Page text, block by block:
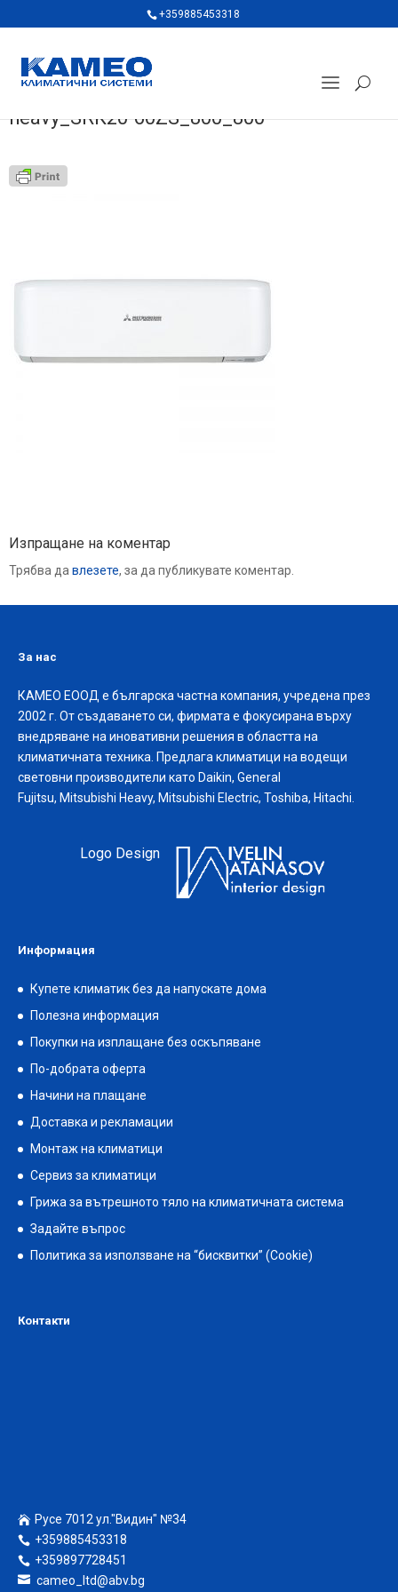
+359885453318
heavy_SRK20-60ZS_800_800
Изпращане на коментар
Трябва да влезете, за да публикувате коментар.
За нас
КАМЕО ЕООД е българска частна компания, учредена през
2002 г. От създаването си, фирмата е фокусирана върху
внедряване на иновативни решения в областта на
климатичната техника. Предлага климатици на водещи
световни производители като Daikin, General
Fujitsu, Mitsubishi Heavy, Mitsubishi Electric, Toshiba, Hitachi.
Logo Design
Информация
Купете климатик без да напускате дома
Полезна информация
Покупки на изплащане без оскъпяване
По-добрата оферта
Начини на плащане
Доставка и рекламации
Монтаж на климатици
Сервиз за климатици
Грижа за вътрешното тяло на климатичната система
Задайте въпрос
Политика за използване на “бисквитки” (Cookie)
Контакти
Русе 7012 ул."Видин" №34
+359885453318
+359897728451
cameo_ltd@abv.bg